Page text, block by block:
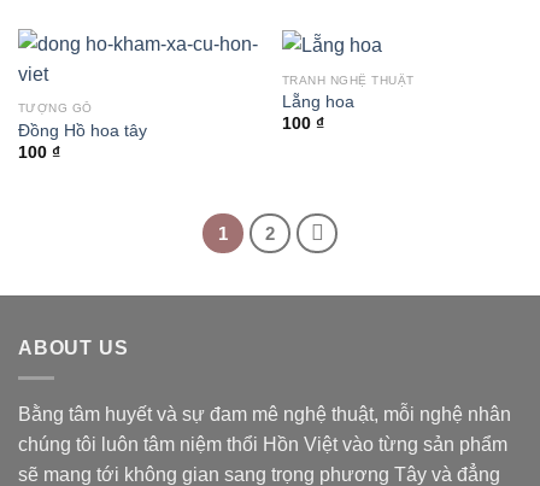
TƯỢNG GỖ
Đồng Hồ hoa tây
100 ₫
TRANH NGHỆ THUẬT
Lẵng hoa
100 ₫
1 2
ABOUT US
Bằng tâm huyết và sự đam mê nghệ thuật, mỗi nghệ nhân
chúng tôi luôn tâm niệm thổi Hồn Việt vào từng sản phẩm
sẽ mang tới không gian sang trọng phương Tây và đẳng